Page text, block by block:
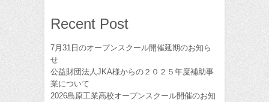
Recent Post
7月31日のオープンスクール開催延期のお知ら
せ
公益財団法人JKA様からの２０２５年度補助事
業について
2026島原工業高校オープンスクール開催のお知